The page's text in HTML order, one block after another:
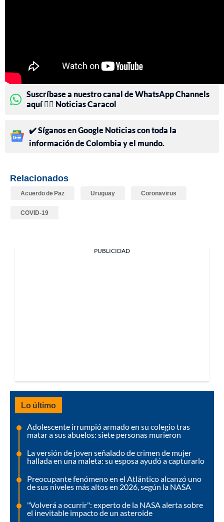
Suscríbase a nuestro canal de WhatsApp Channels
aquí 👉🏻 Noticias Caracol
✔️ Síganos en Google Noticias con toda la
información de Colombia y el mundo.
Relacionados
Acuerdo de Paz Uruguay Coronavirus
COVID-19
PUBLICIDAD
Lo último
Adolescente irrumpió armado en su colegio tras
matar a sus abuelos: siete personas murieron
La versión de joven señalado de crimen de mujer
hallada en una maleta: su esposa ayudó a capturarlo
Preocupante fenómeno en el Atlántico alcanzó uno
de sus niveles más altos en 2026, según la NASA
"Volverá a ocurrir": experto de la NASA alerta sobre
el inevitable impacto de un asteroide